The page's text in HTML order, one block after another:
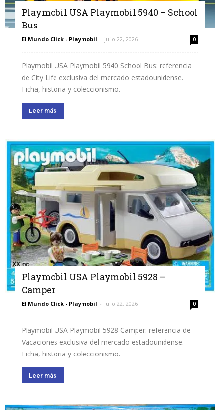
Playmobil USA Playmobil 5940 – School
Bus
El Mundo Click - Playmobil - julio 22, 2026 0
Playmobil USA Playmobil 5940 School Bus: referencia
de City Life exclusiva del mercado estadounidense.
Ficha, historia y coleccionismo.
Leer más
Playmobil USA Playmobil 5928 –
Camper
El Mundo Click - Playmobil - julio 22, 2026 0
Playmobil USA Playmobil 5928 Camper: referencia de
Vacaciones exclusiva del mercado estadounidense.
Ficha, historia y coleccionismo.
Leer más